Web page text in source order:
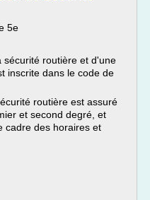
5e
sécurité routière et d'une
inscrite dans le code de
routière est assuré
et second degré, et
cadre des horaires et